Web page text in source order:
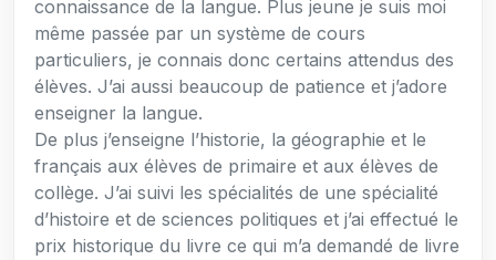
connaissance de la langue. Plus jeune je suis moi
même passée par un système de cours
particuliers, je connais donc certains attendus des
élèves. J’ai aussi beaucoup de patience et j’adore
enseigner la langue.
De plus j’enseigne l’historie, la géographie et le
français aux élèves de primaire et aux élèves de
collège. J’ai suivi les spécialités de une spécialité
d’histoire et de sciences politiques et j’ai effectué le
prix historique du livre ce qui m’a demandé de livre